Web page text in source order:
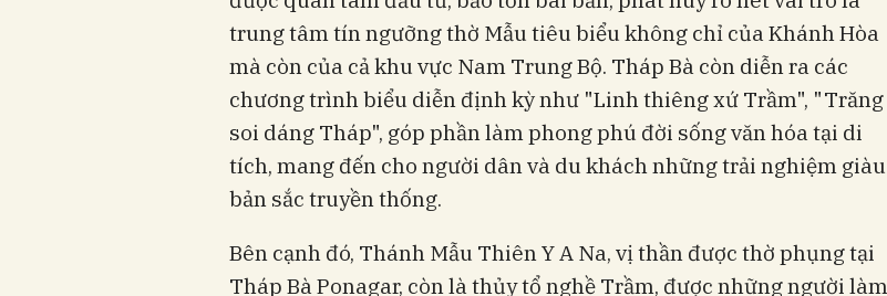
trung tâm tín ngưỡng thờ Mẫu tiêu biểu không chỉ của Khánh Hòa
mà còn của cả khu vực Nam Trung Bộ. Tháp Bà còn diễn ra các
chương trình biểu diễn định kỳ như "Linh thiêng xứ Trầm", "Trăng
soi dáng Tháp", góp phần làm phong phú đời sống văn hóa tại di
tích, mang đến cho người dân và du khách những trải nghiệm giàu
bản sắc truyền thống.
Bên cạnh đó, Thánh Mẫu Thiên Y A Na, vị thần được thờ phụng tại
Tháp Bà Ponagar, còn là thủy tổ nghề Trầm, được những người làm